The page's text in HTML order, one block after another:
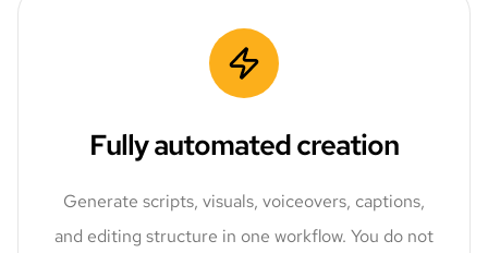
Fully automated creation
Generate scripts, visuals, voiceovers, captions,
and editing structure in one workflow. You do not